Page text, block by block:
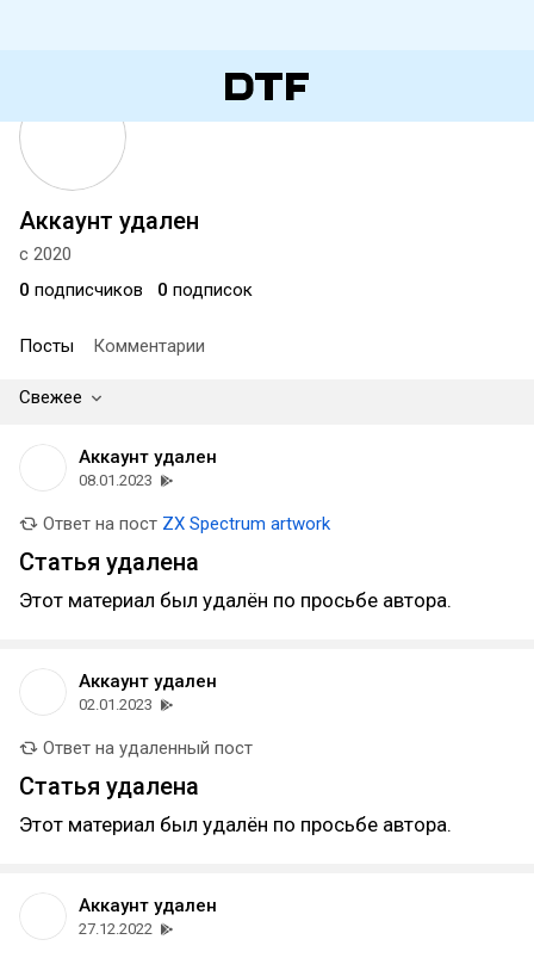
Аккаунт удален
с 2020
0 подписчиков 0 подписок
Посты Комментарии
Свежее
Аккаунт удален
08.01.2023
Ответ на пост ZX Spectrum artwork
Статья удалена
Этот материал был удалён по просьбе автора.
Аккаунт удален
02.01.2023
Ответ на удаленный пост
Статья удалена
Этот материал был удалён по просьбе автора.
Аккаунт удален
27.12.2022